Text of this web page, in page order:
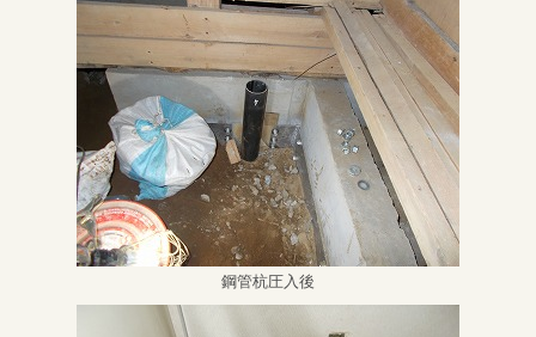
鋼管杭圧入後